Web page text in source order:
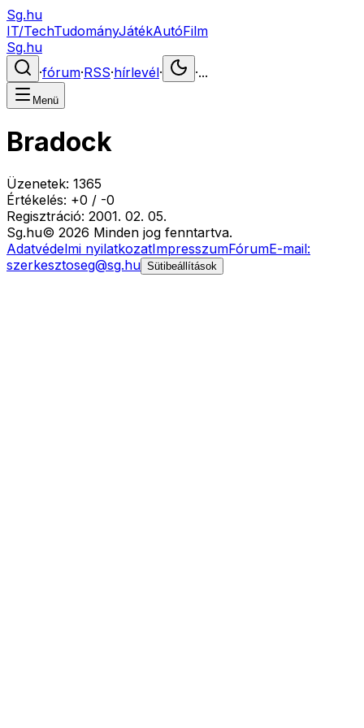
Sg.hu
IT/TechTudományJátékAutóFilm
Sg.hu
·fórum·RSS·hírlevél· ·...
Menü
Bradock
Üzenetek: 1365
Értékelés: +0 / -0
Regisztráció: 2001. 02. 05.
Sg.hu© 2026 Minden jog fenntartva.
Adatvédelmi nyilatkozatImpresszumFórumE-mail:
szerkesztoseg@sg.hu Sütibeállítások